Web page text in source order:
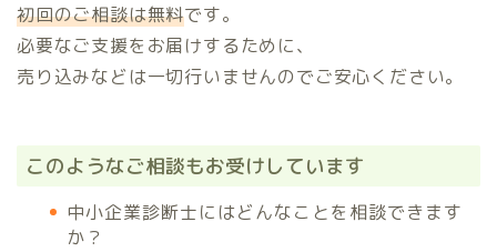
初回のご相談は無料です。
必要なご支援をお届けするために、
売り込みなどは一切行いませんのでご安心ください。
このようなご相談もお受けしています
中小企業診断士にはどんなことを相談できます
か？